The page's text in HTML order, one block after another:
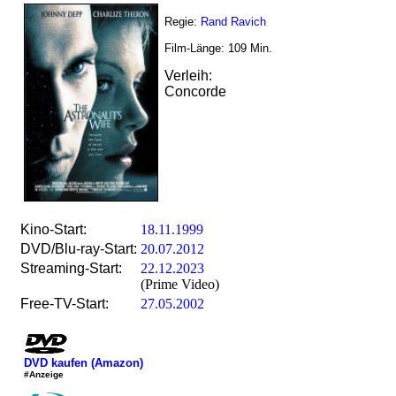
Regie: Rand Ravich
Film-Länge: 109 Min.
Verleih:
Concorde
Kino-Start:
18.11.1999
DVD/Blu-ray-Start: 20.07.2012
Streaming-Start:
22.12.2023
(Prime Video)
Free-TV-Start:
27.05.2002
DVD kaufen (Amazon)
#Anzeige